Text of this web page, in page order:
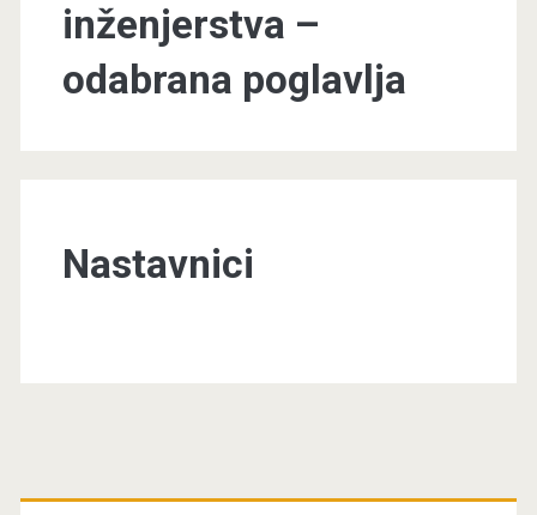
inženjerstva –
odabrana poglavlja
Nastavnici
Primary